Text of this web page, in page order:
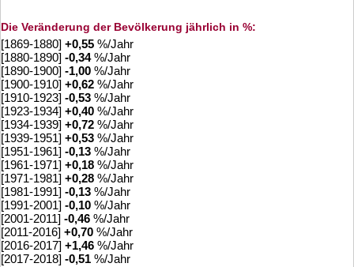
Die Veränderung der Bevölkerung jährlich in %:
[1869-1880] +0,55 %/Jahr
[1880-1890] -0,34%/Jahr
[1890-1900] -1,00 %/Jahr
[1900-1910] +0,62 %/Jahr
[1910-1923] -0,53 %/Jahr
[1923-1934] +0,40 %/Jahr
[1934-1939] +0,72 %/Jahr
[1939-1951] +0,53 %/Jahr
[1951-1961] -0,13 %/Jahr
[1961-1971] +0,18 %/Jahr
[1971-1981] +0,28 %/Jahr
[1981-1991] -0,13 %/Jahr
[1991-2001] -0,10 %/Jahr
[2001-2011] -0,46 %/Jahr
[2011-2016] +0,70 %/Jahr
[2016-2017] +1,46 %/Jahr
[2017-2018] -0,51 %/Jahr